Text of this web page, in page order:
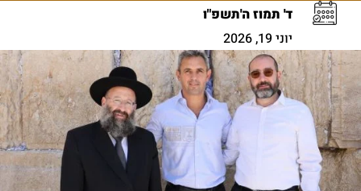
ד' תמוז ה'תשפ"ו
יוני 19, 2026